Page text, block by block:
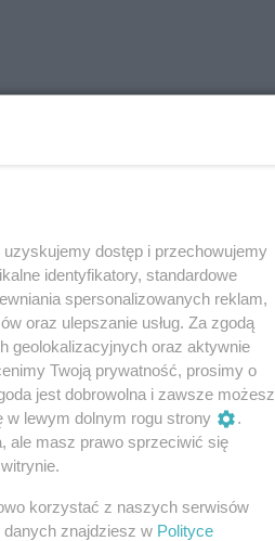
dostęp i przechowujemy
identyfikatory, standardowe
spersonalizowanych reklam,
oraz ulepszanie usług. Za zgodą
geolokalizacyjnych oraz aktywnie
Twoją prywatność, prosimy o
jest dobrowolna i zawsze możesz
lewym dolnym rogu strony
.
ale masz prawo sprzeciwić się
korzystać z naszych serwisów
danych znajdziesz w Polityce